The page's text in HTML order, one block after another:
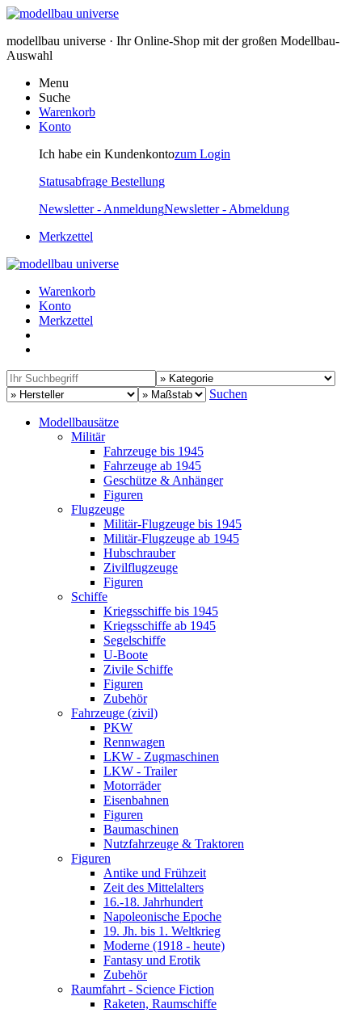
modellbau universe · Ihr Online-Shop mit der großen Modellbau-
Auswahl
Menu
Suche
Warenkorb
Konto
Ich habe ein Kundenkontozum Login
Statusabfrage Bestellung
Newsletter - AnmeldungNewsletter - Abmeldung
Merkzettel
Warenkorb
Konto
Merkzettel
Suchen
Modellbausätze
Militär
Fahrzeuge bis 1945
Fahrzeuge ab 1945
Geschütze & Anhänger
Figuren
Flugzeuge
Militär-Flugzeuge bis 1945
Militär-Flugzeuge ab 1945
Hubschrauber
Zivilflugzeuge
Figuren
Schiffe
Kriegsschiffe bis 1945
Kriegsschiffe ab 1945
Segelschiffe
U-Boote
Zivile Schiffe
Figuren
Zubehör
Fahrzeuge (zivil)
PKW
Rennwagen
LKW - Zugmaschinen
LKW - Trailer
Motorräder
Eisenbahnen
Figuren
Baumaschinen
Nutzfahrzeuge & Traktoren
Figuren
Antike und Frühzeit
Zeit des Mittelalters
16.-18. Jahrhundert
Napoleonische Epoche
19. Jh. bis 1. Weltkrieg
Moderne (1918 - heute)
Fantasy und Erotik
Zubehör
Raumfahrt - Science Fiction
Raketen, Raumschiffe